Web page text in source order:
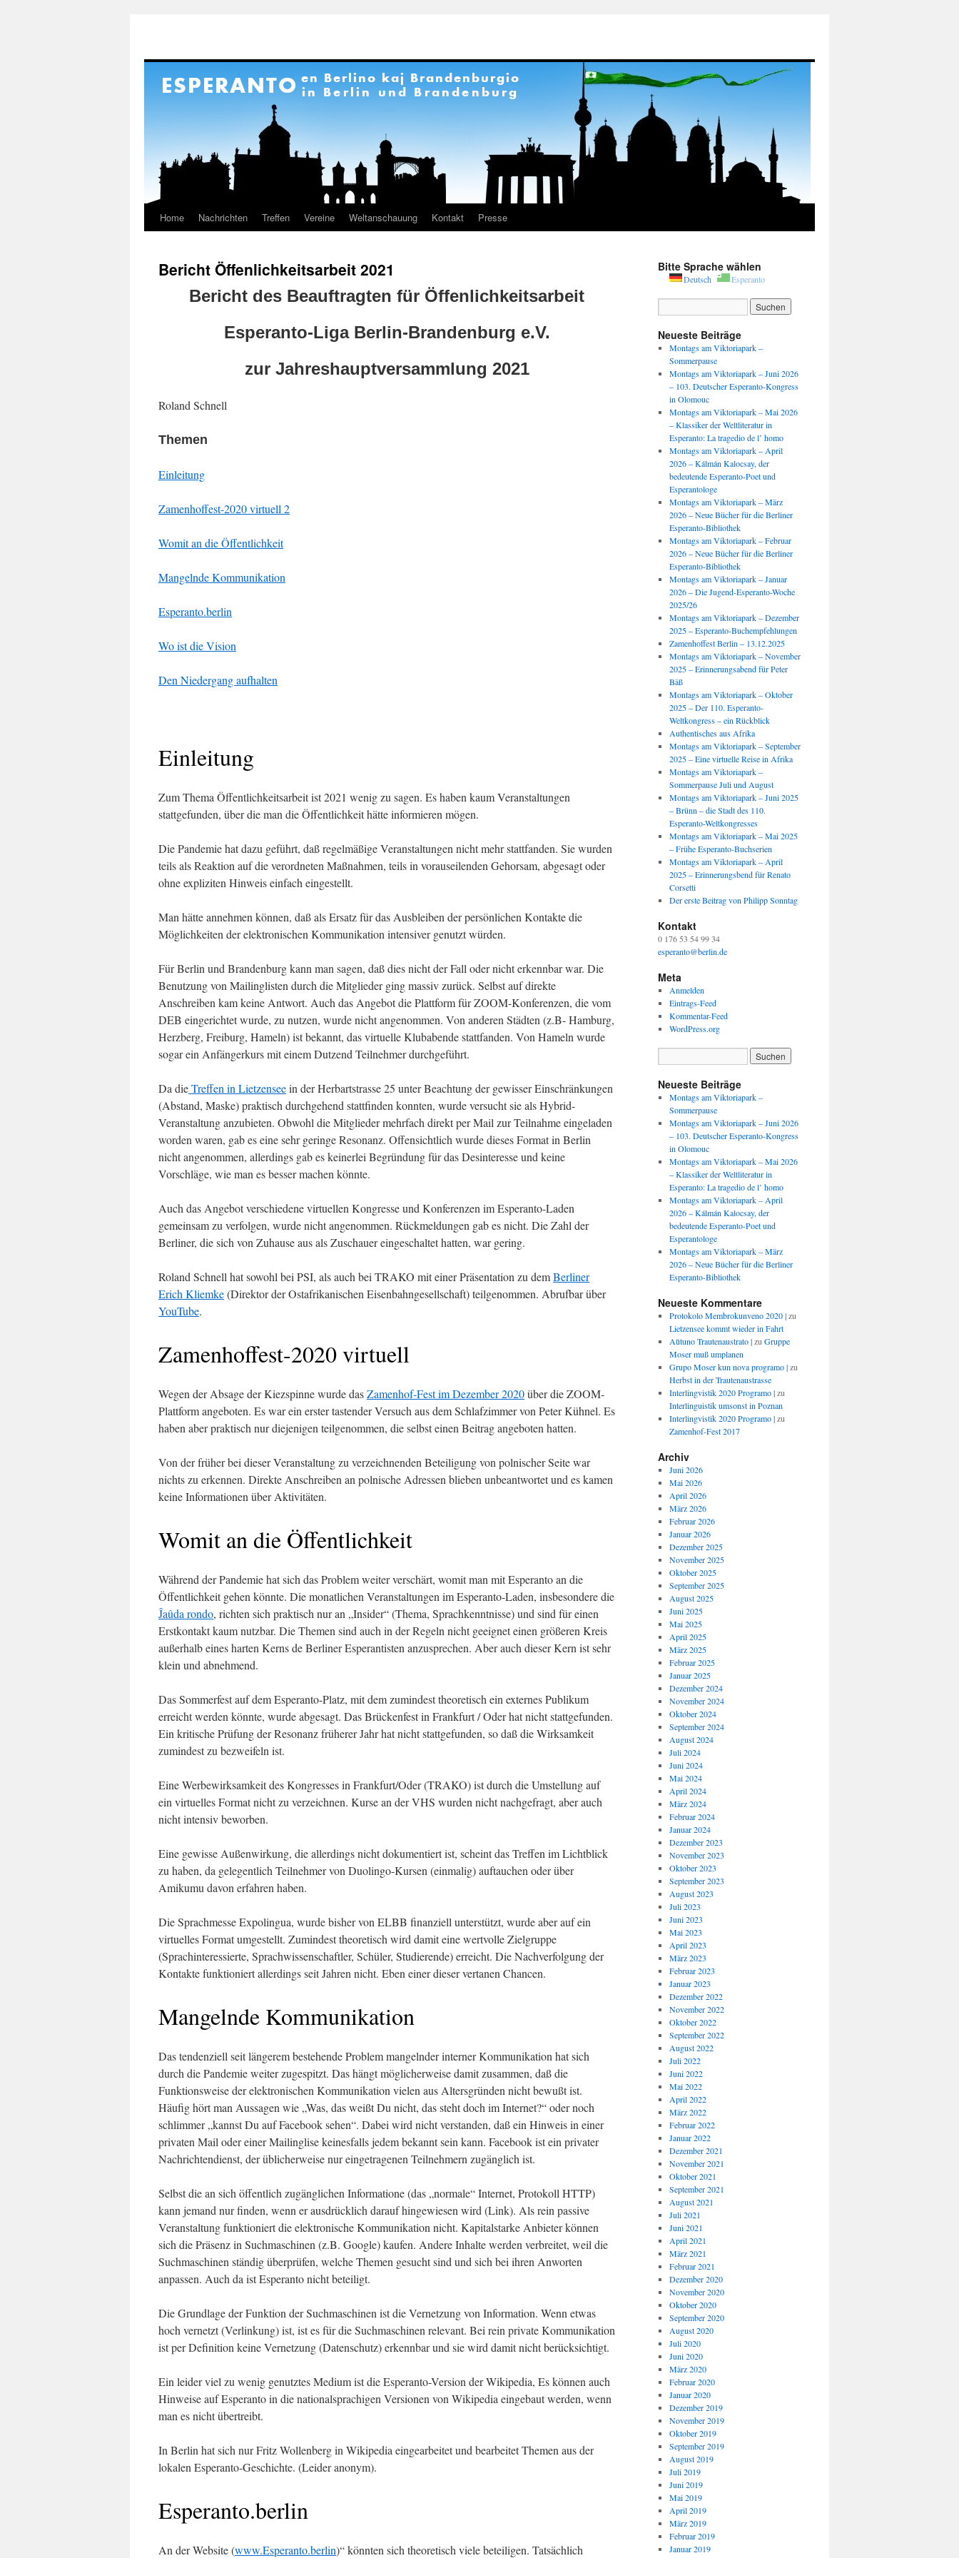
Springe
Inhalt
Home Nachrichten Treffen Vereine Weltanschauung Kontakt Presse
Bericht Öffenlichkeitsarbeit 2021
Bericht des Beauftragten für Öffenlichkeitsarbeit
Esperanto-Liga Berlin-Brandenburg e.V.
zur Jahreshauptversammlung 2021
Roland Schnell
Themen
Einleitung
Zamenhoffest-2020 virtuell 2
Womit an die Öffentlichkeit
Mangelnde Kommunikation
Esperanto.berlin
Wo ist die Vision
Den Niedergang aufhalten
Einleitung
Zum Thema Öffentlichkeitsarbeit ist 2021 wenig zu sagen. Es haben kaum Veranstaltungen
stattgefunden, über die man die Öffentlichkeit hätte informieren mögen.
Die Pandemie hat dazu geführt, daß regelmäßige Veranstaltungen nicht mehr stattfanden. Sie wurden
teils als Reaktion auf die verordneten Maßnahmen, teils in vorauseilenden Gehorsam, abgesagt oder
ohne expliziten Hinweis einfach eingestellt.
Man hätte annehmen können, daß als Ersatz für das Ausbleiben der persönlichen Kontakte die
Möglichkeiten der elektronischen Kommunikation intensiver genutzt würden.
Für Berlin und Brandenburg kann man sagen, daß dies nicht der Fall oder nicht erkennbar war. Die
Benutzung von Mailinglisten durch die Mitglieder ging massiv zurück. Selbst auf direkte
Anschreiben kam keine Antwort. Auch das Angebot die Plattform für ZOOM-Konferenzen, die vom
DEB eingerichtet wurde, zu nutzen, wurde nicht angenommen. Von anderen Städten (z.B- Hamburg,
Herzberg, Freiburg, Hameln) ist bekannt, das virtuelle Klubabende stattfanden. Von Hameln wurde
sogar ein Anfängerkurs mit einem Dutzend Teilnehmer durchgeführt.
Da dieTreffen in Lietzenseein der Herbartstrasse 25 unter Beachtung der gewisser Einschränkungen
(Abstand, Maske) praktisch durchgehend stattfinden konnten, wurde versucht sie als Hybrid-
Veranstaltung anzubieten. Obwohl die Mitglieder mehrfach direkt per Mail zur Teilnahme eingeladen
worden waren, gab es eine sehr geringe Resonanz. Offensichtlich wurde dieses Format in Berlin
nicht angenommen, allerdings gab es keinerlei Begründung für das Desinteresse und keine
Vorschläge, wie man es besser machen könnte.
Auch das Angebot verschiedene virtuellen Kongresse und Konferenzen im Esperanto-Laden
gemeinsam zu verfolgen, wurde nicht angenommen. Rückmeldungen gab es nicht. Die Zahl der
Berliner, die sich von Zuhause aus als Zuschauer eingeschaltet hatten, war gering.
Roland Schnell hat sowohl bei PSI, als auch bei TRAKO mit einer Präsentation zu demBerliner
Erich Kliemke(Direktor der Ostafrikanischen Eisenbahngesellschaft) teilgenommen. Abrufbar über
YouTube.
Zamenhoffest-2020 virtuell
Wegen der Absage der Kiezspinne wurde dasZamenhof-Fest im Dezember 2020über die ZOOM-
Plattform angeboten. Es war ein erster tastender Versuch aus dem Schlafzimmer von Peter Kühnel. Es
haben aber praktisch nur diejenigen teilgenommen, die selbst einen Beitrag angeboten hatten.
Von der früher bei dieser Veranstaltung zu verzeichnenden Beteiligung von polnischer Seite war
nichts zu erkennen. Direkte Anschreiben an polnische Adressen blieben unbeantwortet und es kamen
keine Informationen über Aktivitäten.
Womit an die Öffentlichkeit
Während der Pandemie hat sich das Problem weiter verschärt, womit man mit Esperanto an die
Öffentlichkeit gehen könnte. Die monatlichen Veranstaltungen im Esperanto-Laden, insbesondere die
Ĵaûda rondo, richten sich praktisch nur an „Insider“ (Thema, Sprachkenntnisse) und sind für einen
Erstkontakt kaum nutzbar. Die Themen sind auch in der Regeln nicht geeignet einen größeren Kreis
außerhalb eines harten Kerns de Berliner Esperantisten anzusprechen. Aber auch dieser Kern ist sehr
klein und abnehmend.
Das Sommerfest auf dem Esperanto-Platz, mit dem zumindest theoretisch ein externes Publikum
erreicht werden könnte, wurde abgesagt. Das Brückenfest in Frankfurt / Oder hat nicht stattgefunden.
Ein kritische Prüfung der Resonanz früherer Jahr hat nicht stattgefunden, so daß die Wirksamkeit
zumindest zu bezweifeln ist.
Eine Werbewirksamkeit des Kongresses in Frankfurt/Oder (TRAKO) ist durch die Umstellung auf
ein virtuelles Format nicht zu verzeichnen. Kurse an der VHS wurden nicht nachgefragt, aber auch
nicht intensiv beworben.
Eine gewisse Außenwirkung, die allerdings nicht dokumentiert ist, scheint das Treffen im Lichtblick
zu haben, da gelegentlich Teilnehmer von Duolingo-Kursen (einmalig) auftauchen oder über
Amikumu davon erfahren haben.
Die Sprachmesse Expolingua, wurde bisher von ELBB finanziell unterstützt, wurde aber auf ein
virtuelles Format umgestellt. Zumindest theoretisch wird damit eine wertvolle Zielgruppe
(Sprachinteressierte, Sprachwissenschaftler, Schüler, Studierende) erreicht. Die Nachverfolgung der
Kontakte funktioniert allerdings seit Jahren nicht. Eben einer dieser vertanen Chancen.
Mangelnde Kommunikation
Das tendenziell seit längerem bestehende Problem mangelnder interner Kommunikation hat sich
durch die Pandemie weiter zugespitzt. Das hängt möglicherweise damit zusammen, daß die
Funktionsweise der elektronischen Kommunikation vielen aus Altersgründen nicht bewußt ist.
Häufig hört man Aussagen wie „Was, das weißt Du nicht, das steht doch im Internet?“ oder noch
schlimmer „kannst Du auf Facebook sehen“. Dabei wird nicht verstanden, daß ein Hinweis in einer
privaten Mail oder einer Mailinglise keinesfalls jedem bekannt sein kann. Facebook ist ein privater
Nachrichtendienst, der üblicherweise nur eingetragenen Teilnehmern zugänglich ist.
Selbst die an sich öffentlich zugänglichen Informatione (das „normale“ Internet, Protokoll HTTP)
kann jemand nur finden, wenn er ausdrücklich darauf hingewiesen wird (Link). Als rein passive
Veranstaltung funktioniert die elektronische Kommunikation nicht. Kapitalstarke Anbieter können
sich die Präsenz in Suchmaschinen (z.B. Google) kaufen. Andere Inhalte werden verbreitet, weil die
Suchmaschinen ständig überprüfen, welche Themen gesucht sind und sich bei ihren Anworten
anpassen. Auch da ist Esperanto nicht beteiligt.
Die Grundlage der Funktion der Suchmaschinen ist die Vernetzung von Information. Wenn etwas
hoch vernetzt (Verlinkung) ist, ist es für die Suchmaschinen relevant. Bei rein private Kommunikation
ist per Definition keine Vernetzung (Datenschutz) erkennbar und sie wird damit nicht berücksichtigt.
Ein leider viel zu wenig genutztes Medium ist die Esperanto-Version der Wikipedia, Es können auch
Hinweise auf Esperanto in die nationalsprachigen Versionen von Wikipedia eingebaut werden, wenn
man es nicht übertreibt.
In Berlin hat sich nur Fritz Wollenberg in Wikipedia eingearbeitet und bearbeitet Themen aus der
lokalen Esperanto-Geschichte. (Leider anonym).
Esperanto.berlin
An der Website (www.Esperanto.berlin)“ könnten sich theoretisch viele beteiligen. Tatsächlich
Bitte Sprache wählen
Deutsch Esperanto
Neueste Beiträge
Montags am Viktoriapark –
Sommerpause
Montags am Viktoriapark – Juni 2026
– 103. Deutscher Esperanto-Kongress
in Olomouc
Montags am Viktoriapark – Mai 2026
– Klassiker der Weltliteratur in
Esperanto: La tragedio de l’ homo
Montags am Viktoriapark – April
2026 – Kálmán Kalocsay, der
bedeutende Esperanto-Poet und
Esperantologe
Montags am Viktoriapark – März
2026 – Neue Bücher für die Berliner
Esperanto-Bibliothek
Montags am Viktoriapark – Februar
2026 – Neue Bücher für die Berliner
Esperanto-Bibliothek
Montags am Viktoriapark – Januar
2026 – Die Jugend-Esperanto-Woche
2025/26
Montags am Viktoriapark – Dezember
2025 – Esperanto-Buchempfehlungen
Zamenhoffest Berlin – 13.12.2025
Montags am Viktoriapark – November
2025 – Erinnerungsabend für Peter
Bäß
Montags am Viktoriapark – Oktober
2025 – Der 110. Esperanto-
Weltkongress – ein Rückblick
Authentisches aus Afrika
Montags am Viktoriapark – September
2025 – Eine virtuelle Reise in Afrika
Montags am Viktoriapark –
Sommerpause Juli und August
Montags am Viktoriapark – Juni 2025
– Brünn – die Stadt des 110.
Esperanto-Weltkongresses
Montags am Viktoriapark – Mai 2025
– Frühe Esperanto-Buchserien
Montags am Viktoriapark – April
2025 – Erinnerungsbend für Renato
Corsetti
Der erste Beitrag von Philipp Sonntag
Kontakt
0 176 53 54 99 34
esperanto@berlin.de
Meta
Anmelden
Eintrags-Feed
Kommentar-Feed
WordPress.org
Neueste Beiträge
Montags am Viktoriapark –
Sommerpause
Montags am Viktoriapark – Juni 2026
– 103. Deutscher Esperanto-Kongress
in Olomouc
Montags am Viktoriapark – Mai 2026
– Klassiker der Weltliteratur in
Esperanto: La tragedio de l’ homo
Montags am Viktoriapark – April
2026 – Kálmán Kalocsay, der
bedeutende Esperanto-Poet und
Esperantologe
Montags am Viktoriapark – März
2026 – Neue Bücher für die Berliner
Esperanto-Bibliothek
Neueste Kommentare
Protokolo Membrokunveno 2020 |zu
Lietzensee kommt wieder in Fahrt
Aŭtuno Trautenaustrato |zu Gruppe
Moser muß umplanen
Grupo Moser kun nova programo |zu
Herbst in der Trautenaustrasse
Interlingvistik 2020 Programo |zu
Interlinguistik umsonst in Poznan
Interlingvistik 2020 Programo |zu
Zamenhof-Fest 2017
Archiv
Juni 2026
Mai 2026
April 2026
März 2026
Februar 2026
Januar 2026
Dezember 2025
November 2025
Oktober 2025
September 2025
August 2025
Juni 2025
Mai 2025
April 2025
März 2025
Februar 2025
Januar 2025
Dezember 2024
November 2024
Oktober 2024
September 2024
August 2024
Juli 2024
Juni 2024
Mai 2024
April 2024
März 2024
Februar 2024
Januar 2024
Dezember 2023
November 2023
Oktober 2023
September 2023
August 2023
Juli 2023
Juni 2023
Mai 2023
April 2023
März 2023
Februar 2023
Januar 2023
Dezember 2022
November 2022
Oktober 2022
September 2022
August 2022
Juli 2022
Juni 2022
Mai 2022
April 2022
März 2022
Februar 2022
Januar 2022
Dezember 2021
November 2021
Oktober 2021
September 2021
August 2021
Juli 2021
Juni 2021
April 2021
März 2021
Februar 2021
Dezember 2020
November 2020
Oktober 2020
September 2020
August 2020
Juli 2020
Juni 2020
März 2020
Februar 2020
Januar 2020
Dezember 2019
November 2019
Oktober 2019
September 2019
August 2019
Juli 2019
Juni 2019
Mai 2019
April 2019
März 2019
Februar 2019
Januar 2019